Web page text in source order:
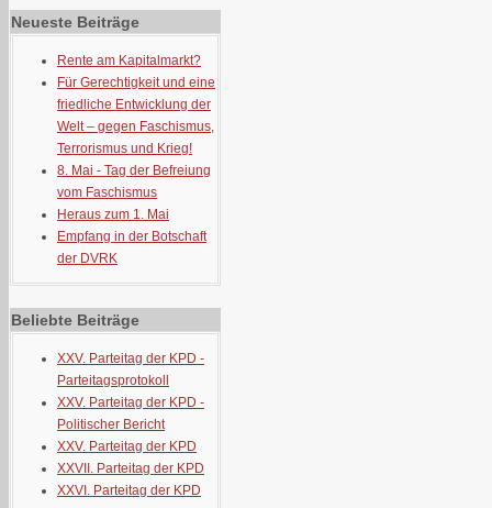
Neueste Beiträge
Rente am Kapitalmarkt?
Für Gerechtigkeit und eine
friedliche Entwicklung der
Welt – gegen Faschismus,
Terrorismus und Krieg!
8. Mai - Tag der Befreiung
vom Faschismus
Heraus zum 1. Mai
Empfang in der Botschaft
der DVRK
Beliebte Beiträge
XXV. Parteitag der KPD -
Parteitagsprotokoll
XXV. Parteitag der KPD -
Politischer Bericht
XXV. Parteitag der KPD
XXVII. Parteitag der KPD
XXVI. Parteitag der KPD